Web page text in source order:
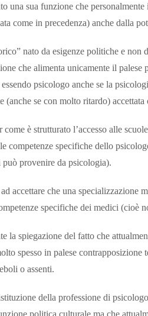
una sua funzione che
come in precedenza) anche dalla
nato da esigenze politiche e non
che alimenta unicamente il palese
psicologo anche se la
se con molto ritardo) accettata
è strutturato l’accesso alle
competenze specifiche dello
provenire da psicologia).
accettare che una specializzazione
specifiche dei medici (cioè
la spiegazione del fatto che
spesso in palese contrapposizione
o assenti.
della professione di
politica culturale ma che